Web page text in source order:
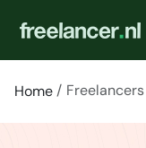
Home Freelancers